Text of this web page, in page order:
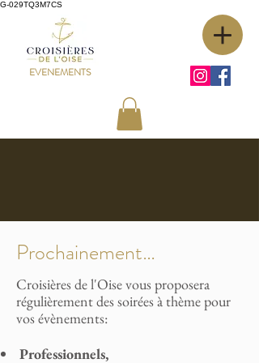
G-029TQ3M7CS
EVENEMENTS
Prochainement…
Croisières de l'Oise vous proposera
régulièrement des soirées à thème pour
vos évènements:
Professionnels,